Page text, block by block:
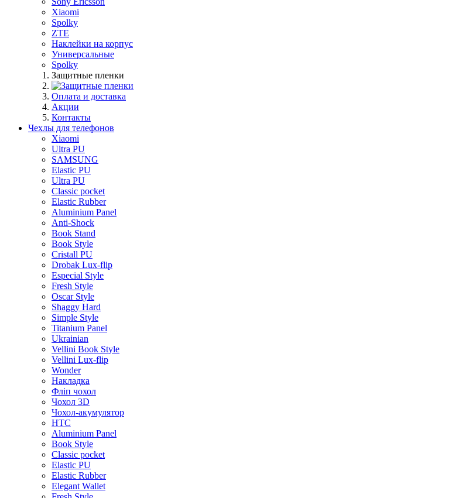
Xiaomi
Spolky
ZTE
Наклейки на корпус
Универсальные
Spolky
Защитные пленки
Оплата и доставка
Акции
Контакты
Чехлы для телефонов
Xiaomi
Ultra PU
SAMSUNG
Elastic PU
Ultra PU
Classic pocket
Elastic Rubber
Aluminium Panel
Anti-Shock
Book Stand
Book Style
Cristall PU
Drobak Lux-flip
Especial Style
Fresh Style
Oscar Style
Shaggy Hard
Simple Style
Titanium Panel
Ukrainian
Vellini Book Style
Vellini Lux-flip
Wonder
Накладка
Фліп чохол
Чохол 3D
Чохол-акумулятор
HTC
Aluminium Panel
Book Style
Classic pocket
Elastic PU
Elastic Rubber
Elegant Wallet